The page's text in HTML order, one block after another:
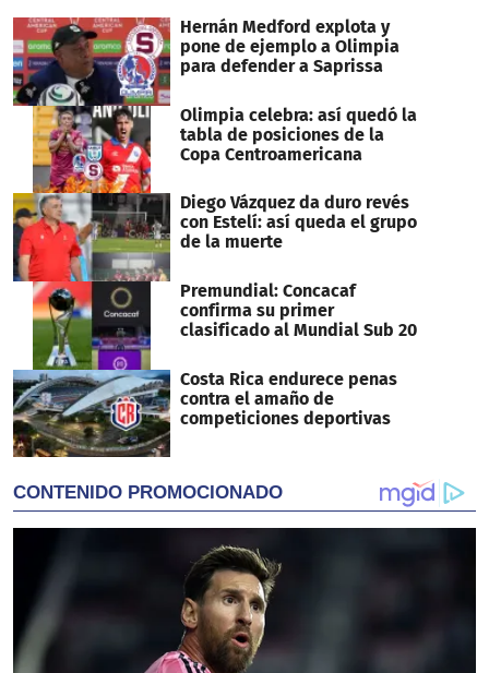
Hernán Medford explota y
pone de ejemplo a Olimpia
para defender a Saprissa
Olimpia celebra: así quedó la
tabla de posiciones de la
Copa Centroamericana
Diego Vázquez da duro revés
con Estelí: así queda el grupo
de la muerte
Premundial: Concacaf
confirma su primer
clasificado al Mundial Sub 20
Costa Rica endurece penas
contra el amaño de
competiciones deportivas